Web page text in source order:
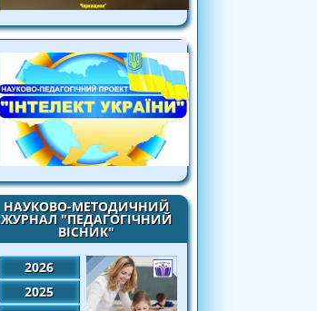
НАУКОВО-МЕТОДИЧНИЙ
ЖУРНАЛ "ПЕДАГОГІЧНИЙ
ВІСНИК"
2026
2025